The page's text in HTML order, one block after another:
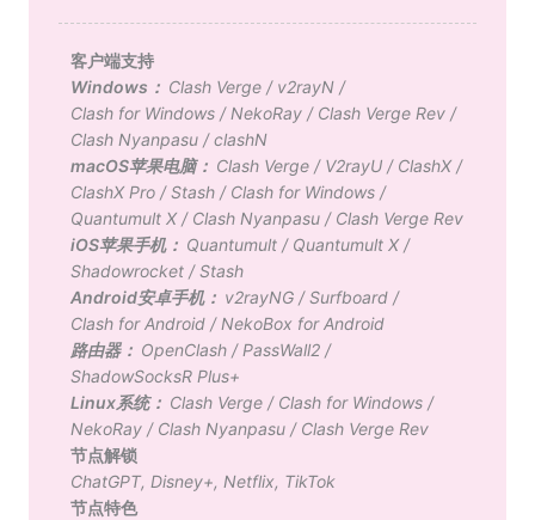
客户端支持
Windows： Clash Verge/ v2rayN/
Clash for Windows/ NekoRay/ Clash Verge Rev/
Clash Nyanpasu/clashN
macOS苹果电脑： Clash Verge/ V2rayU/ ClashX/
ClashX Pro/Stash/ Clash for Windows/
Quantumult X/ Clash Nyanpasu/ Clash Verge Rev
iOS苹果手机： Quantumult/ Quantumult X/
Shadowrocket/Stash
Android安卓手机： v2rayNG/Surfboard/
Clash for Android/ NekoBox for Android
路由器： OpenClash/ PassWall2/
ShadowSocksR Plus+
Linux系统： Clash Verge/ Clash for Windows/
NekoRay/ Clash Nyanpasu/ Clash Verge Rev
节点解锁
ChatGPT, Disney+, Netflix, TikTok
节点特色